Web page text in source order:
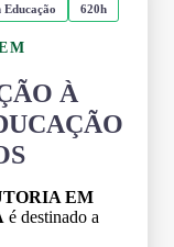
Educação 620h
À
EM
é destinado a